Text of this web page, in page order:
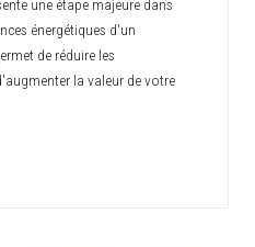
une étape majeure dans
énergétiques d'un
de réduire les
la valeur de votre